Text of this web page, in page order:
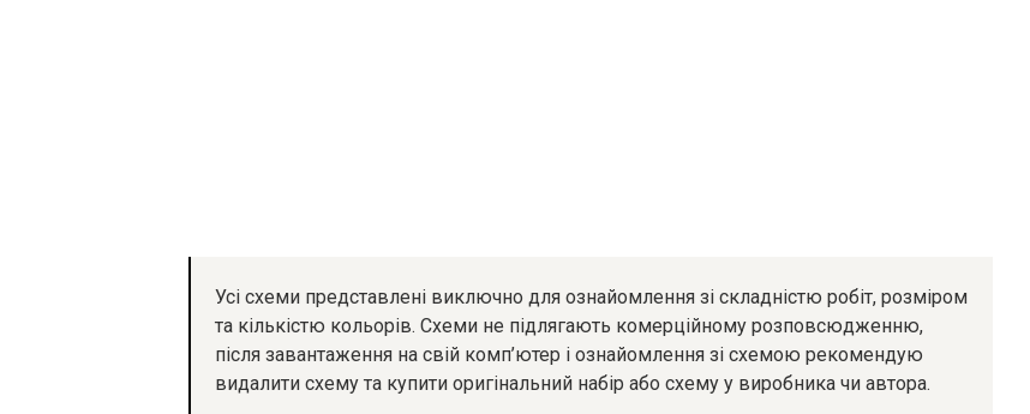
Усі схеми представлені виключно для ознайомлення зі складністю робіт, розміром
та кількістю кольорів. Схеми не підлягають комерційному розповсюдженню,
після завантаження на свій комп’ютер і ознайомлення зі схемою рекомендую
видалити схему та купити оригінальний набір або схему у виробника чи автора.